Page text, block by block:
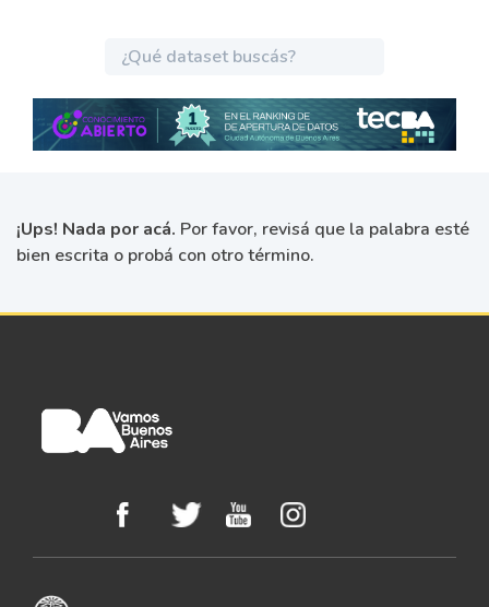
¡Ups! Nada por acá. Por favor, revisá que la palabra esté
bien escrita o probá con otro término.